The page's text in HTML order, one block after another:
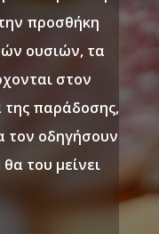
προσθήκη
ουσιών, τα
στον
της παράδοσης,
τον οδηγήσουν
του μείνει